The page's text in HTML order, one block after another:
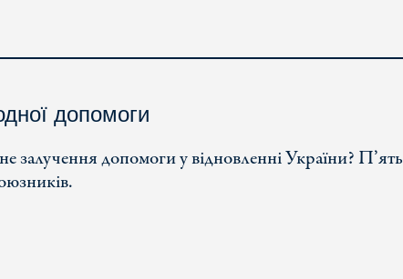
допомоги
залучення допомоги у відновленні України? П’ять